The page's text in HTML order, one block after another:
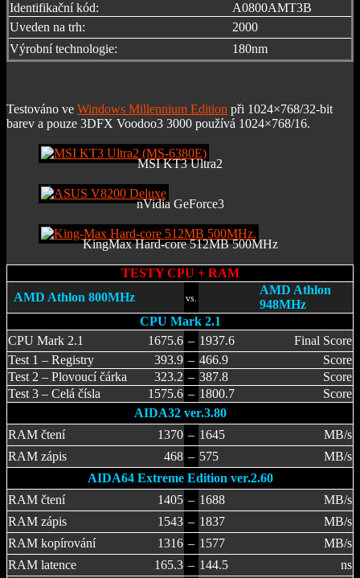
Identifikační kód:
A0800AMT3B
Uveden na trh:
2000
Výrobní technologie:
180nm
Testováno ve Windows Millennium Edition při 1024×768/32-bit
barev a pouze 3DFX Voodoo3 3000 používá 1024×768/16.
MSI KT3 Ultra2
nVidia GeForce3
KingMax Hard-core 512MB 500MHz
TESTY CPU + RAM
AMD Athlon 800MHz
vs.
AMD Athlon
948MHz
CPU Mark 2.1
CPU Mark 2.1
1675.6 – 1937.6
Final Score
Test 1 – Registry
393.9 – 466.9
Score
Test 2 – Plovoucí čárka
323.2 – 387.8
Score
Test 3 – Celá čísla
1575.6 – 1800.7
Score
AIDA32 ver.3.80
RAM čtení
1370 – 1645
MB/s
RAM zápis
468 – 575
MB/s
AIDA64 Extreme Edition ver.2.60
RAM čtení
1405 – 1688
MB/s
RAM zápis
1543 – 1837
MB/s
RAM kopírování
1316 – 1577
MB/s
RAM latence
165.3 – 144.5
ns